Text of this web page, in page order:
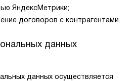
ЯндексМетрики;
договоров с контрагентами.
данных
данных осуществляется